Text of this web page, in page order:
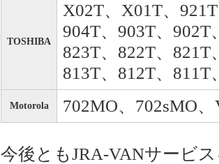
TOSHIBA
X02T、X01T、
904T、903T、902T
823T、822T、821T
813T、812T、811T
Motorola 702MO、702sMO
今後ともJRA-VANサービ